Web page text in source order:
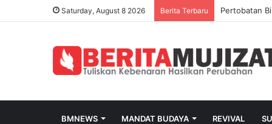
Saturday, August 8 2026 Berita Terbaru Pertobatan
BMNEWS MANDAT BUDAYA REVIVAL